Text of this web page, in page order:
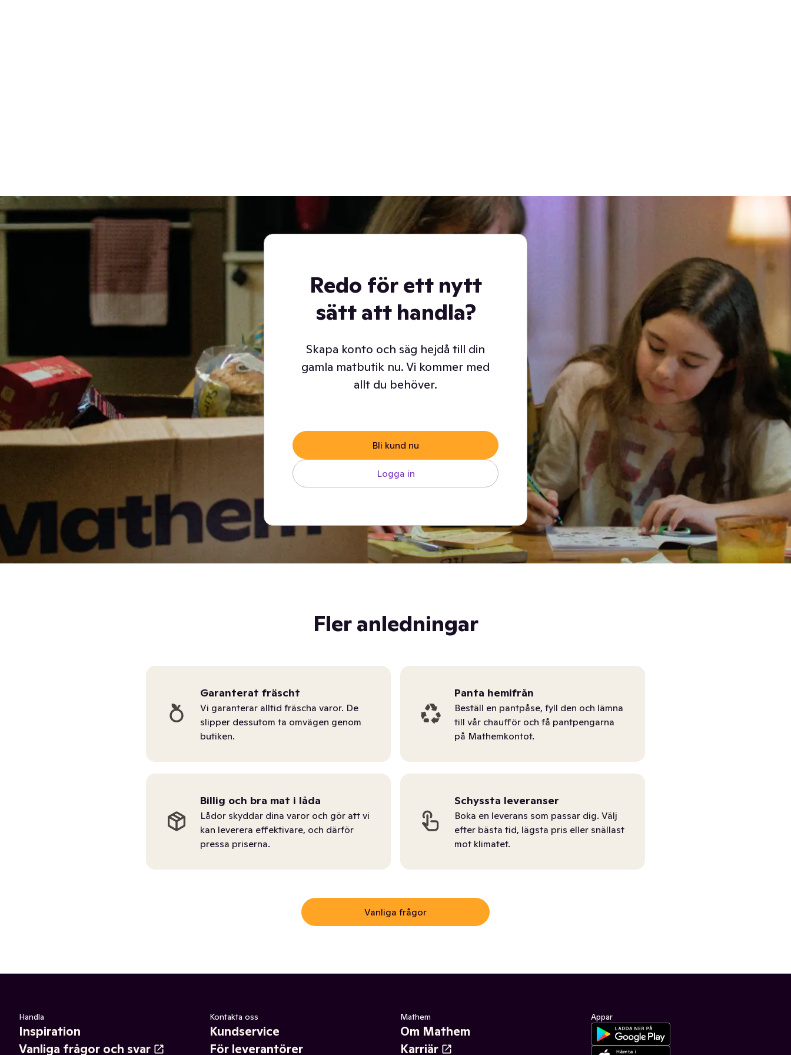
Redo för ett nytt
sätt att handla?
Skapa konto och säg hejdå till din
gamla matbutik nu. Vi kommer med
allt du behöver.
Bli kund nu
Logga in
Fler anledningar
Garanterat fräscht
Vi garanterar alltid fräscha varor. De
slipper dessutom ta omvägen genom
butiken.
Panta hemifrån
Beställ en pantpåse, fyll den och lämna
till vår chaufför och få pantpengarna
på Mathemkontot.
Billig och bra mat i låda
Lådor skyddar dina varor och gör att vi
kan leverera effektivare, och därför
pressa priserna.
Schyssta leveranser
Boka en leverans som passar dig. Välj
efter bästa tid, lägsta pris eller snällast
mot klimatet.
Vanliga frågor
Handla
Inspiration
Vanliga frågor och svar
Kontakta oss
Kundservice
För leverantörer
Mathem
Om Mathem
Karriär
Appar